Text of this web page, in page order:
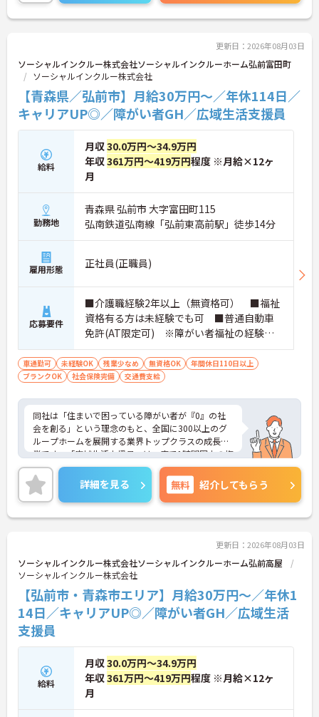
更新日：2026年08月03日
ソーシャルインクルー株式会社ソーシャルインクルーホーム弘前富田町
ソーシャルインクルー株式会社
【青森県／弘前市】月給30万円～／年休114日／
キャリアUP◎／障がい者GH／広域生活支援員
給料
月収30.0万円～34.9万円
年収361万円～419万円程度 ※月給×12ヶ
月
勤務地
青森県 弘前市 大字富田町115
弘南鉄道弘南線「弘前東高前駅」徒歩14分
雇用形態 正社員(正職員)
応募要件
■介護職経験2年以上（無資格可） ■福祉
資格有る方は未経験でも可 ■普通自動車
免許(AT限定可) ※障がい者福祉の経験は
不問です。※実務経験2年以上の方、障がい
者福祉に関する経験をお持ちの方大歓迎
車通勤可 未経験OK 残業少なめ 無資格OK
年間休日110日以上
ブランクOK
社会保険完備 交通費支給
同社は「住まいで困っている障がい者が『0』の社
会を創る」という理念のもと、全国に300以上のグ
ループホームを展開する業界トップクラスの成長企
業です。「広域生活支援員」は、車で1時間圏内の複
数施設を横断的に担当し、現場支援とパートスタッ
フのサポートを行うハイクラスなポジションです。
最新設備とバリアフリーが完備され、スタッフの身
体的負担が少なく、広域手当5万円が付与されるこ
とで高い給与水準を実現しています。年間休日114
効率化など、ワークライフバランスを保ちながら定
年70歳まで長期的に活躍できる制度が盤石に整って
います。複数施設を経験することで培われるマネジ
メント視点は、将来的なエリアマネージャーへのキ
ャリアアップにも直結しており、最新の環境で専門
性を発揮したいプロフェッショナルの方にお勧めで
す。
★おすすめPOINT★
・広域支援員として複数のホームを巡るため、各ホ
ームのパートスタッフの教育やサポートにも携わる
ことができ、現場の介助業務にとどまらず、施設運
営や人材育成の視点を養うことで、将来のエリアマ
ネージャー候補としてのステップアップに直結しま
詳細を見る 無料 紹介してもらう
更新日：2026年08月03日
ソーシャルインクルー株式会社ソーシャルインクルーホーム弘前高屋
ソーシャルインクルー株式会社
【弘前市・青森市エリア】月給30万円～／年休1
14日／キャリアUP◎／障がい者GH／広域生活
支援員
給料
月収30.0万円～34.9万円
年収361万円～419万円程度 ※月給×12ヶ
月